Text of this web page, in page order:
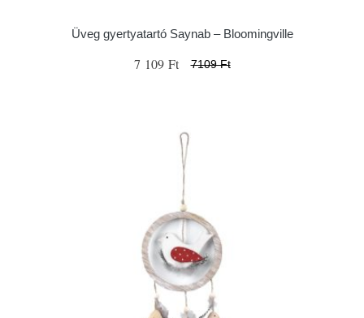
Üveg gyertyatartó Saynab – Bloomingville
7 109 Ft 7109 Ft